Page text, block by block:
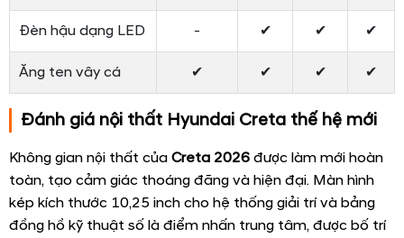
Đèn hậu dạng LED - ✔ ✔ ✔
Ăng ten vây cá ✔ ✔ ✔ ✔
Đánh giá nội thất Hyundai Creta thế hệ mới
Không gian nội thất của Creta 2026 được làm mới hoàn
toàn, tạo cảm giác thoáng đãng và hiện đại. Màn hình
kép kích thước 10,25 inch cho hệ thống giải trí và bảng
đồng hồ kỹ thuật số là điểm nhấn trung tâm, được bố trí